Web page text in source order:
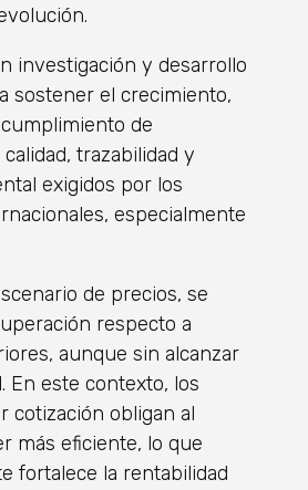
investigación y desarrollo
sostener el crecimiento,
de
trazabilidad y
exigidos por los
especialmente
de precios, se
respecto a
aunque sin alcanzar
En este contexto, los
cotización obligan al
más eficiente, lo que
fortalece la rentabilidad